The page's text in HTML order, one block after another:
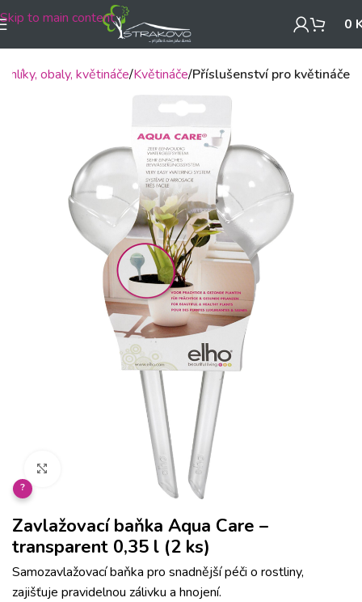
Skip to main content 0
obaly, květináče Květináče Příslušenství pro květináče
Klikněte pro zvětšení
?
Zavlažovací baňka Aqua Care –
transparent 0,35 l (2 ks)
Samozavlažovací baňka pro snadnější péči o rostliny,
zajišťuje pravidelnou zálivku a hnojení.